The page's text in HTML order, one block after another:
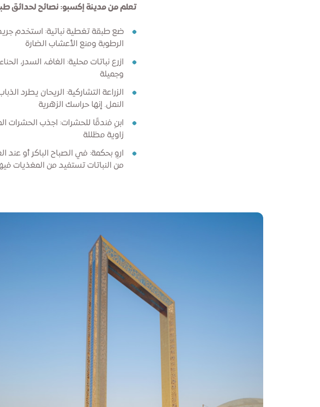
تعلم من مدينة إكسبو: نصائح لحدائق
ضع طبقة تغطية نباتية: استخدم جريد
الرطوبة ومنع الأعشاب الضارة
ازرع نباتات محلية: الغاف، السدر،
وجميلة
الزراعة التشاركية: الريحان يطرد
النمل. إنها حراسك الزهرية
ابنِ فندقًا للحشرات: اجذب الحشرات
زاوية مظللة
اروِ بحكمة: في الصباح الباكر أو عند
من النباتات تستفيد من المغذيات